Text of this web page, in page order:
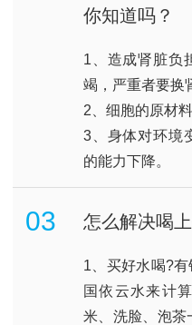
你知道吗？
1、造成肾脏负
竭，严重者要换
2、细胞的原材
3、身体对环境
的能力下降。
03 怎么解决喝
1、买好水喝?
国依云水来计
米、洗脸、泡茶